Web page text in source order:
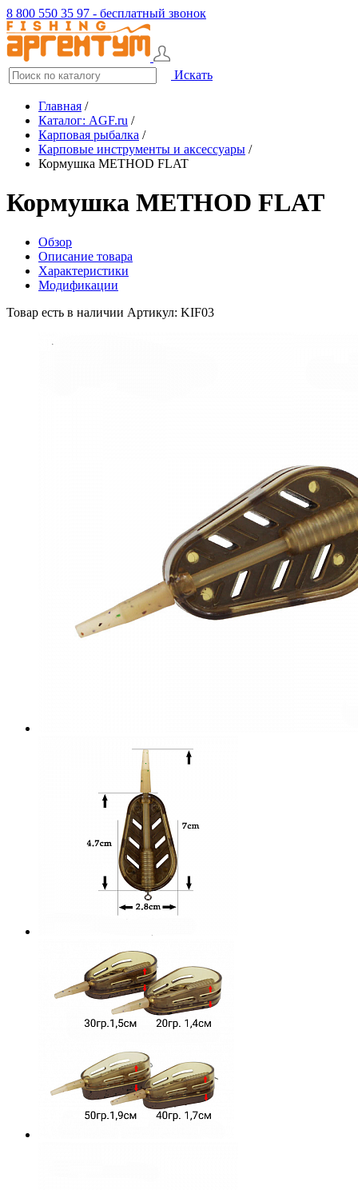
8 800 550 35 97 - бесплатный звонок
Искать
Главная /
Каталог: AGF.ru /
Карповая рыбалка /
Карповые инструменты и аксессуары /
Кормушка METHOD FLAT
Кормушка METHOD FLAT
Обзор
Описание товара
Характеристики
Модификации
Товар есть в наличии Артикул: KIF03